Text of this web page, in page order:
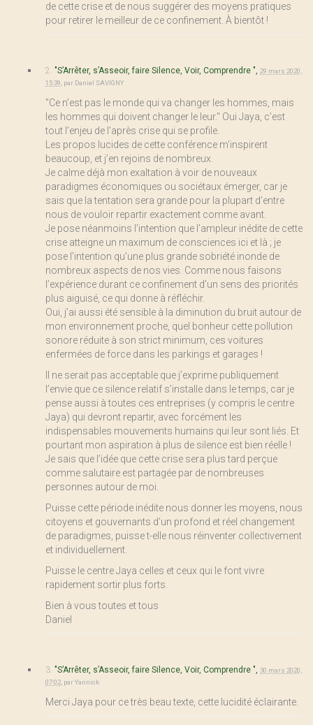
de cette crise et de nous suggérer des moyens pratiques
pour retirer le meilleur de ce confinement. À bientôt !
2. "S’Arrêter, s’Asseoir, faire Silence, Voir, Comprendre ", 29 mars 2020,
15:39 par Daniel SAVIGNY
"Ce n’est pas le monde qui va changer les hommes, mais
les hommes qui doivent changer le leur." Oui Jaya, c’est
tout l’enjeu de l’après crise qui se profile.
Les propos lucides de cette conférence m’inspirent
beaucoup, et j’en rejoins de nombreux.
Je calme déjà mon exaltation à voir de nouveaux
paradigmes économiques ou sociétaux émerger, car je
sais que la tentation sera grande pour la plupart d’entre
nous de vouloir repartir exactement comme avant.
Je pose néanmoins l’intention que l’ampleur inédite de cette
crise atteigne un maximum de consciences ici et là ; je
pose l’intention qu’une plus grande sobriété inonde de
nombreux aspects de nos vies. Comme nous faisons
l’expérience durant ce confinement d’un sens des priorités
plus aiguisé, ce qui donne à réfléchir.
Oui, j’ai aussi été sensible à la diminution du bruit autour de
mon environnement proche, quel bonheur cette pollution
sonore réduite à son strict minimum, ces voitures
enfermées de force dans les parkings et garages !
Il ne serait pas acceptable que j’exprime publiquement
l’envie que ce silence relatif s’installe dans le temps, car je
pense aussi à toutes ces entreprises (y compris le centre
Jaya) qui devront repartir, avec forcément les
indispensables mouvements humains qui leur sont liés. Et
pourtant mon aspiration à plus de silence est bien réelle !
Je sais que l’idée que cette crise sera plus tard perçue
comme salutaire est partagée par de nombreuses
personnes autour de moi.
Puisse cette période inédite nous donner les moyens, nous
citoyens et gouvernants d’un profond et réel changement
de paradigmes, puisse t-elle nous réinventer collectivement
et individuellement.
Puisse le centre Jaya celles et ceux qui le font vivre
rapidement sortir plus forts.
Bien à vous toutes et tous
Daniel
3. "S’Arrêter, s’Asseoir, faire Silence, Voir, Comprendre ", 30 mars 2020,
07:02 parYannick
Merci Jaya pour ce très beau texte, cette lucidité éclairante.